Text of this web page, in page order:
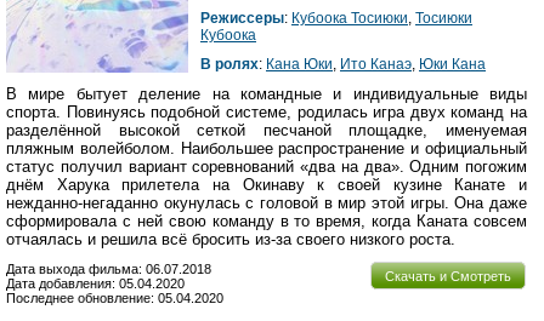
Режиссеры: Кубоока Тосиюки, Тосиюки
Кубоока
В ролях: Кана Юки, Ито Канаэ, Юки Кана
В мире бытует деление на командные и индивидуальные виды
спорта. Повинуясь подобной системе, родилась игра двух команд на
разделённой высокой сеткой песчаной площадке, именуемая
пляжным волейболом. Наибольшее распространение и официальный
статус получил вариант соревнований «два на два». Одним погожим
днём Харука прилетела на Окинаву к своей кузине Канате и
нежданно-негаданно окунулась с головой в мир этой игры. Она даже
сформировала с ней свою команду в то время, когда Каната совсем
отчаялась и решила всё бросить из-за своего низкого роста.
Скачать и Смотреть
Дата выхода фильма: 06.07.2018
Дата добавления: 05.04.2020
Последнее обновление: 05.04.2020